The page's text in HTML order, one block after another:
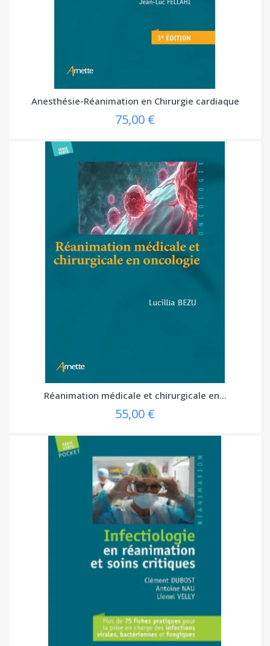
Anesthésie-Réanimation en Chirurgie cardiaque
75,00 €
Réanimation médicale et chirurgicale en...
55,00 €